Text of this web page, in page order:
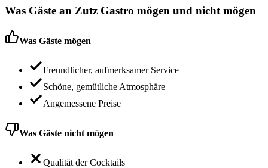
Was Gäste an Zutz Gastro mögen und nicht mögen
Was Gäste mögen
Freundlicher, aufmerksamer Service
Schöne, gemütliche Atmosphäre
Angemessene Preise
Was Gäste nicht mögen
Qualität der Cocktails